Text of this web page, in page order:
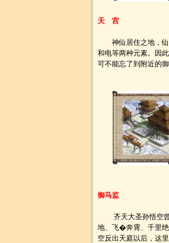
天 宫
神仙居住之地，仙
和电等两种元素。因
可不能忘了到附近的
御马监
齐天大圣孙悟空曾
地、飞�奔霄、千里
空反出天庭以后，这